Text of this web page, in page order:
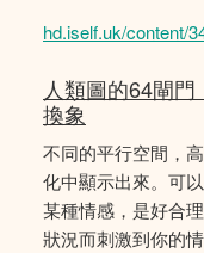
hd.iself.uk/content/
人類圖的64閘
換象
不同的平行空間，
化中顯示出來。可
某種情感，是好合
狀況而刺激到你的